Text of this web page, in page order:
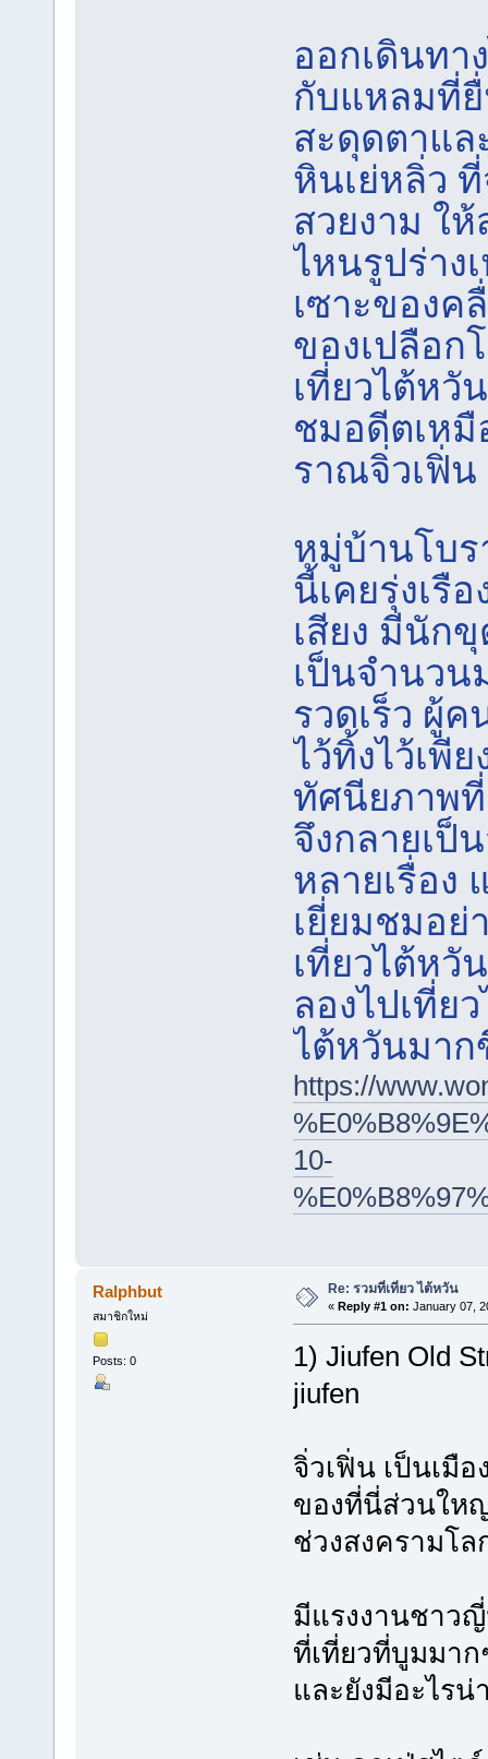
ออกเดินทา
กับแหลมที่ยื่
สะดุดตาแ
หินเย่หลิ่ว
สวยงาม ใ
ไหนรูปร่าง
เซาะของค
ของเปลือก
เที่ยวไต้หวั
ชมอดีตเหมื
ราณจิ่วเฟิ่น
หมู่บ้านโบ
นี้เคยรุ่งเรื
เสียง มีนัก
เป็นจำนวน
รวดเร็ว ผู้
ไว้ทิ้งไว้เพี
ทัศนียภาพ
จึงกลายเป็
หลายเรื่อง
เยี่ยมชมอย่
เที่ยวไต้หวัน
ลองไปเที่ย
ไต้หวันมา
https://
10-
Ralphbut
สมาชิกใหม่
Posts: 0
Re: รวมที่เที่ยว ไต้หวัน
« Reply #1 on: January 07,
1) Jiufen Old
jiufen
จิ่วเฟิ่น เป็นเมื
ของที่นี่ส่วนให
ช่วงสงครามโล
มีแรงงานชาว
ที่เที่ยวที่บูมมาก
และยังมีอะไร